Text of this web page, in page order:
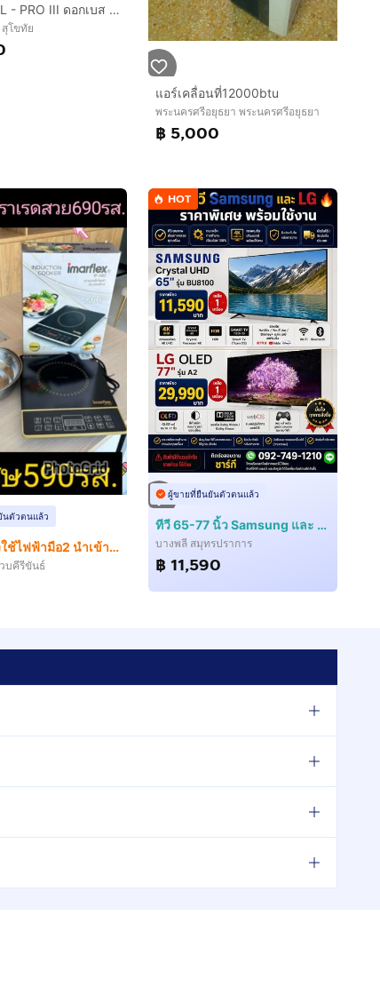
ลำโพง JBL - PRO III ดอกเบส 5 นิ้ว แหลมไทเทเนียม 4 โอม 100 วัตต์ ตู้มีน้ำหนักให้เสียงดีมากคู่ละ 3700 สุโขทัย โทร 089-858-6828
สุโขทัย
แอร์เคลื่อนที่12000btu
พระนครศรีอยุธยา พระนครศรีอยุธยา
฿ 5,000
นตัวตนแล้ว
ขายเครื่องใช้ไฟฟ้ามือ2 นำเข้าจากญี่ปุ่น
บคีรีขันธ์
HOT
ผู้ขายที่ยืนยันตัวตนแล้ว
ทีวี 65-77 นิ้ว Samsung และ LG ราคาพิเศษ ของใหม่ สภาพสวย พร้อมใช้งาน
บางพลี สมุทรปราการ
฿ 11,590